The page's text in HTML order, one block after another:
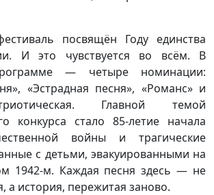
посвящён Году единства
И это чувствуется во всём. В
— четыре номинации:
«Эстрадная песня», «Романс» и
Главной темой
конкурса стало 85-летие начала
войны и трагические
с детьми, эвакуированными на
1942-м. Каждая песня здесь — не
а история, пережитая заново.